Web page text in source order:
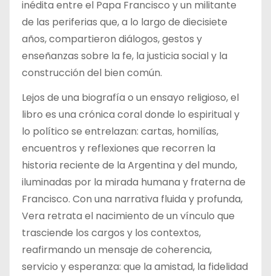
inédita entre el Papa Francisco y un militante
de las periferias que, a lo largo de diecisiete
años, compartieron diálogos, gestos y
enseñanzas sobre la fe, la justicia social y la
construcción del bien común.
Lejos de una biografía o un ensayo religioso, el
libro es una crónica coral donde lo espiritual y
lo político se entrelazan: cartas, homilías,
encuentros y reflexiones que recorren la
historia reciente de la Argentina y del mundo,
iluminadas por la mirada humana y fraterna de
Francisco. Con una narrativa fluida y profunda,
Vera retrata el nacimiento de un vínculo que
trasciende los cargos y los contextos,
reafirmando un mensaje de coherencia,
servicio y esperanza: que la amistad, la fidelidad